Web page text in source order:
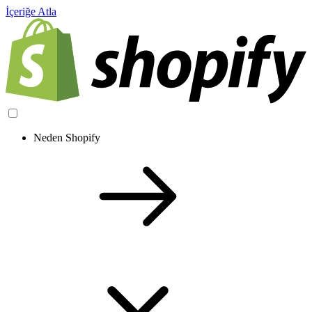
İçeriğe Atla
Neden Shopify